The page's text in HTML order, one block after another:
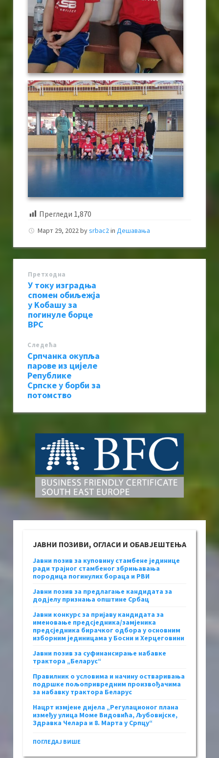
Прегледи 1,870
Март 29, 2022bysrbac2in Дешавања
Претходна
У току изградња
спомен обиљежја
у Kобашу за
погинуле борце
ВРС
Следећa
Српчанка окупља
парове из цијеле
Републике
Српске у борби за
потомство
ЈАВНИ ПОЗИВИ, ОГЛАСИ И ОБАВЈЕШТЕЊА
Јавни позив за куповину стамбене јединице
ради трајног стамбеног збрињавања
породица погинулих бораца и РВИ
Јавни позив за предлагање кандидата за
додјелу признања општине Србац
Јавни конкурс за пријаву кандидата за
именовање предсједника/замјеника
предсједника бирачког одбора у основним
изборним јединицама у Босни и Херцеговини
Јавни позив за суфинансирање набавке
трактора „Беларус“
Правилник о условима и начину остваривања
подршке пољопривредним произвођачима
за набавку трактора Беларус
Нацрт измјене дијела „Регулационог плана
између улица Моме Видовића, Љубовијске,
Здравка Челара и 8. Марта у Српцу“
ПОГЛЕДАЈ ВИШЕ